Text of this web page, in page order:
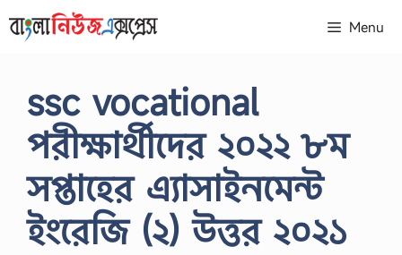
to
Menu
ssc vocational
পরীক্ষার্থীদের ২০২২ ৮ম
সপ্তাহের এ্যাসাইনমেন্ট
ইংরেজি (২) উত্তর ২০২১